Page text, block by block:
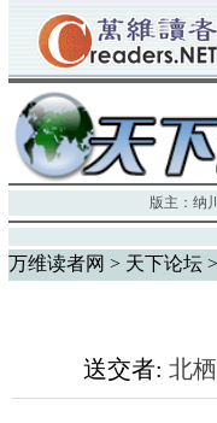
版主： 纳川
万维读者网 > 天下论坛
送交者: 北栖